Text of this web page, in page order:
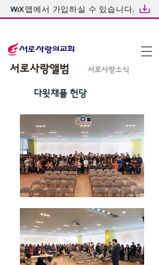
앱에서 가입하실 수 있습니다.
서로사랑앨범 서로사랑소식
다윗채플 헌당